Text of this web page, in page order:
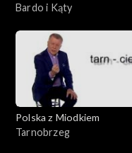
Bardo i Kąty
Polska z Miodkiem
Tarnobrzeg